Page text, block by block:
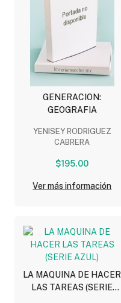
GENERACION:
GEOGRAFIA
YENISEY RODRIGUEZ
CABRERA
$195.00
Ver más información
LA MAQUINA DE HACER
LAS TAREAS (SERIE